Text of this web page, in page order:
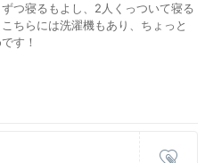
つ寝るもよし、2人くっついて寝る
ちらには洗濯機もあり、ちょっと
す！